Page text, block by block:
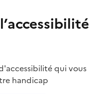
qui vous
handicap